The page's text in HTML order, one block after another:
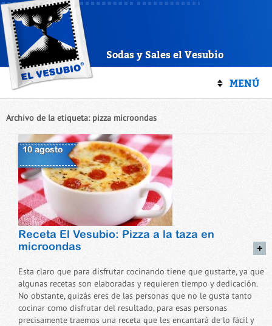
Sodas y Sales el Vesubio
MENÚ
Archivo de la etiqueta: pizza microondas
10 agosto
Receta El Vesubio: Pizza a la taza en
microondas
Esta claro que para disfrutar cocinando tiene que gustarte, ya que
algunas recetas son elaboradas y requieren tiempo y dedicación.
No obstante, quizás eres de las personas que no le gusta tanto
cocinar como disfrutar del resultado, para esas personas
precisamente traemos una receta que les encantará de lo fácil y